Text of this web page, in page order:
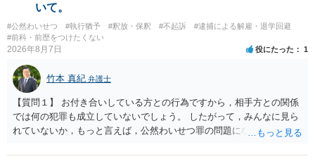
いて。
#公然わいせつ #執行猶予 #釈放・保釈 #不起訴
#逮捕による解雇・退学回避
#前科・前歴をつけたくない
2026年8月7日 役にたった 1
竹本 真紀 弁護士
【質問１】 お付き合いしている方との行為ですから，相手方との関係
では何の犯罪も成立していないでしょう。 したがって，みんなに見ら
れていないか，もっと言えば，公然わいせつ罪の問題にならないかの
然性は，不特定又は多数の方が認識できる状態か否かで判断されま